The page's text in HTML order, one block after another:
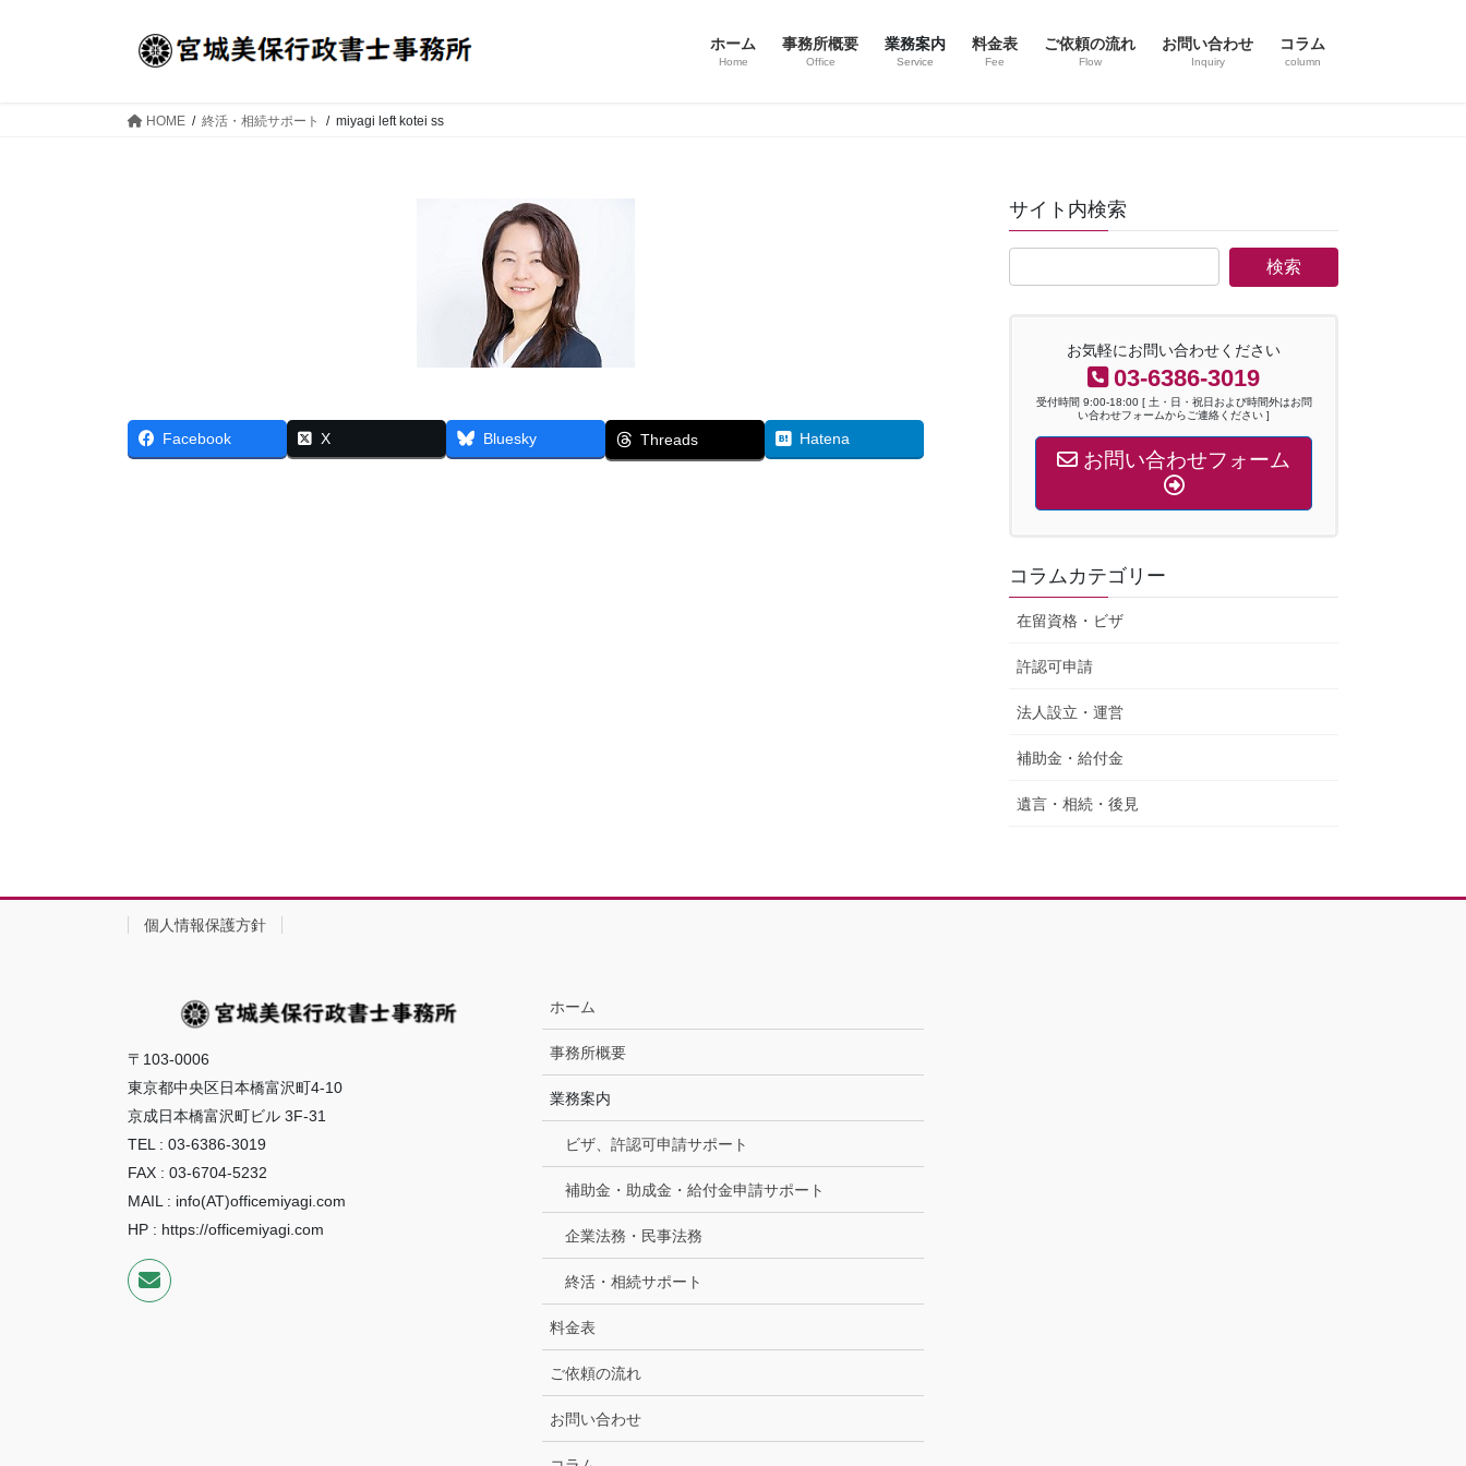
ホーム
Home
事務所概要
Office
業務案内
Service
料金表
Fee
ご依頼の流れ
Flow
お問い合わせ
Inquiry
コラム
column
HOME 終活・相続サポート miyagi left kotei ss
Facebook X Bluesky Threads Hatena
サイト内検索
お気軽にお問い合わせください
03-6386-3019
受付時間 9:00-18:00 [ 土・日・祝日および時間外はお問
い合わせフォームからご連絡ください ]
お問い合わせフォーム
コラムカテゴリー
在留資格・ビザ
許認可申請
法人設立・運営
補助金・給付金
遺言・相続・後見
個人情報保護方針
〒103-0006
東京都中央区日本橋富沢町4-10
京成日本橋富沢町ビル 3F-31
TEL : 03-6386-3019
FAX : 03-6704-5232
MAIL : info(AT)officemiyagi.com
HP : https://officemiyagi.com
ホーム
事務所概要
業務案内
ビザ、許認可申請サポート
補助金・助成金・給付金申請サポート
企業法務・民事法務
終活・相続サポート
料金表
ご依頼の流れ
お問い合わせ